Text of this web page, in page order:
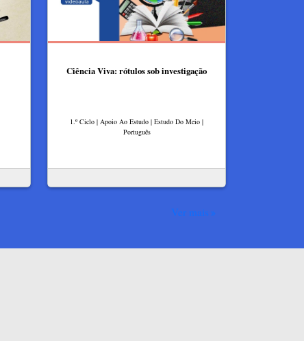
Ciência Viva: rótulos sob investigação
1.º Ciclo | Apoio Ao Estudo | Estudo Do Meio |
Português
Ver mais